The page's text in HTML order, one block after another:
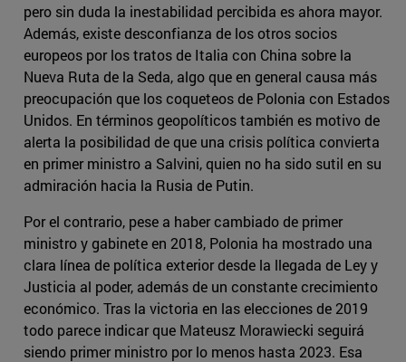
pero sin duda la inestabilidad percibida es ahora mayor.
Además, existe desconfianza de los otros socios
europeos por los tratos de Italia con China sobre la
Nueva Ruta de la Seda, algo que en general causa más
preocupación que los coqueteos de Polonia con Estados
Unidos. En términos geopolíticos también es motivo de
alerta la posibilidad de que una crisis política convierta
en primer ministro a Salvini, quien no ha sido sutil en su
admiración hacia la Rusia de Putin.
Por el contrario, pese a haber cambiado de primer
ministro y gabinete en 2018, Polonia ha mostrado una
clara línea de política exterior desde la llegada de Ley y
Justicia al poder, además de un constante crecimiento
económico. Tras la victoria en las elecciones de 2019
todo parece indicar que Mateusz Morawiecki seguirá
siendo primer ministro por lo menos hasta 2023. Esa